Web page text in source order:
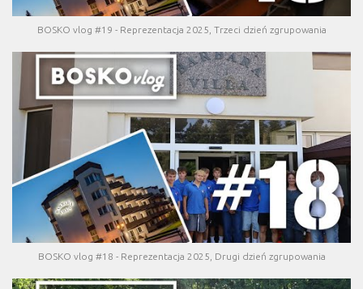
BOSKO vlog #19 - Reprezentacja 2025, Trzeci dzień zgrupowania
BOSKO vlog #18 - Reprezentacja 2025, Drugi dzień zgrupowania